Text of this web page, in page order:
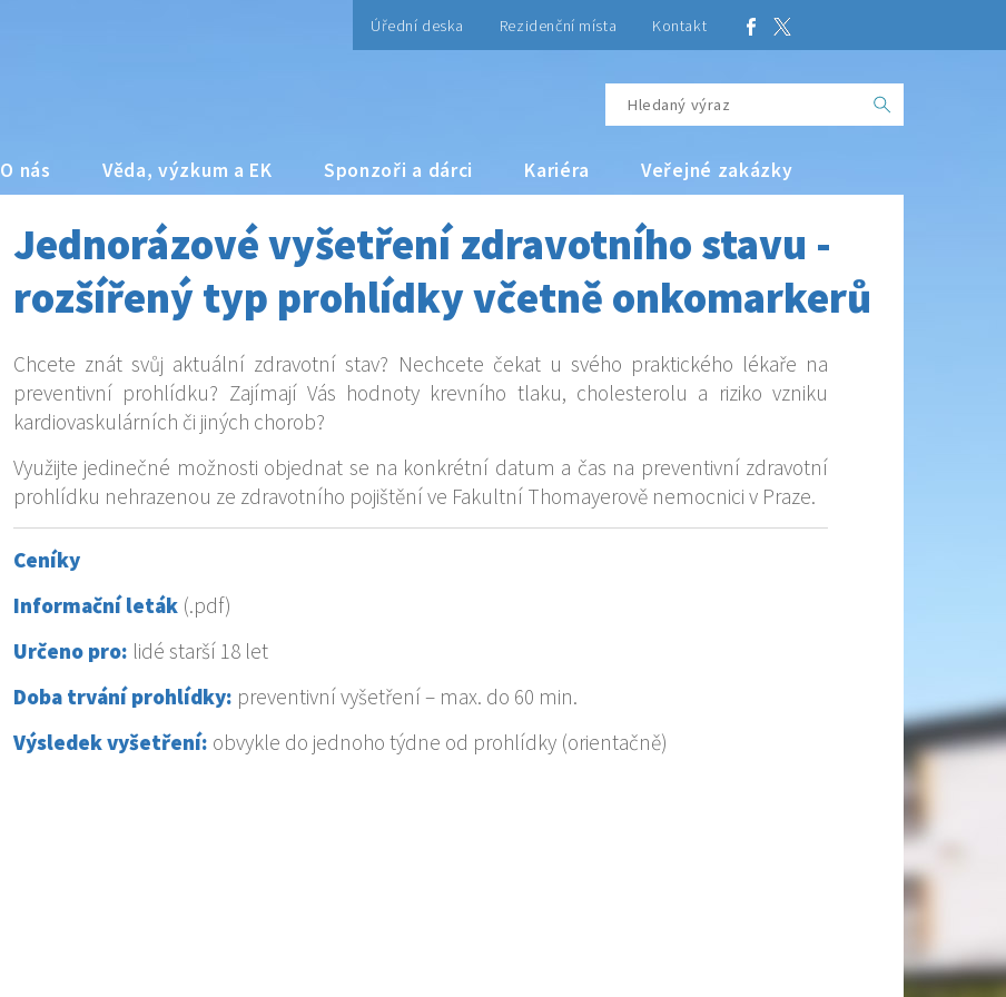
Úřední deska Rezidenční místa Kontakt
O nás Věda, výzkum a EK Sponzoři a dárci Kariéra Veřejné zakázky
Jednorázové vyšetření zdravotního stavu -
rozšířený typ prohlídky včetně onkomarkerů
Chcete znát svůj aktuální zdravotní stav? Nechcete čekat u svého praktického lékaře na
preventivní prohlídku? Zajímají Vás hodnoty krevního tlaku, cholesterolu a riziko vzniku
kardiovaskulárních či jiných chorob?
Využijte jedinečné možnosti objednat se na konkrétní datum a čas na preventivní zdravotní
prohlídku nehrazenou ze zdravotního pojištění ve Fakultní Thomayerově nemocnici v Praze.
Ceníky
Informační leták (.pdf)
Určeno pro: lidé starší 18 let
Doba trvání prohlídky: preventivní vyšetření – max. do 60 min.
Výsledek vyšetření: obvykle do jednoho týdne od prohlídky (orientačně)